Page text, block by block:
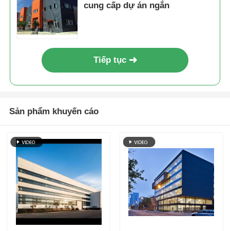
cung cấp dự án ngắn
Tiếp tục
Sản phẩm khuyến cáo